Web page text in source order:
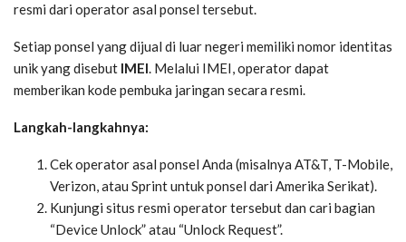
resmi dari operator asal ponsel tersebut.
Setiap ponsel yang dijual di luar negeri memiliki nomor identitas
unik yang disebut IMEI. Melalui IMEI, operator dapat
memberikan kode pembuka jaringan secara resmi.
Langkah-langkahnya:
Cek operator asal ponsel Anda (misalnya AT&T, T-Mobile,
Verizon, atau Sprint untuk ponsel dari Amerika Serikat).
Kunjungi situs resmi operator tersebut dan cari bagian
“Device Unlock” atau “Unlock Request”.